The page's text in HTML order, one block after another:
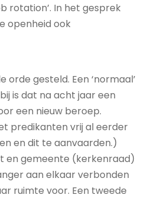
rotation’. In het gesprek
openheid ook
orde gesteld. Een ‘normaal’
is dat na acht jaar een
een nieuw beroep.
predikanten vrij al eerder
en dit te aanvaarden.)
en gemeente (kerkenraad)
aan elkaar verbonden
ruimte voor. Een tweede